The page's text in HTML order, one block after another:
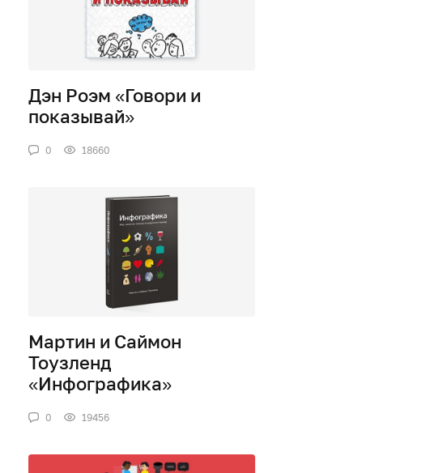
Дэн Роэм «Говори и
показывай»
0 18660
Мартин и Саймон
Тоузленд
«Инфографика»
0 19456